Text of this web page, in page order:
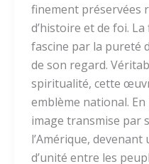
finement préservées
d’histoire et de foi. La
fascine par la pureté
de son regard.
spiritualité, cette
emblème national.
image transmise par
l’Amérique,
d’unité entre les